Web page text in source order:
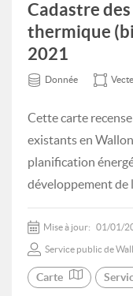
Cadastre
thermique
2021
Donnée
Cette carte
existants en
planification
développement de
Mise à jour: 01/01/
Service public de
Carte